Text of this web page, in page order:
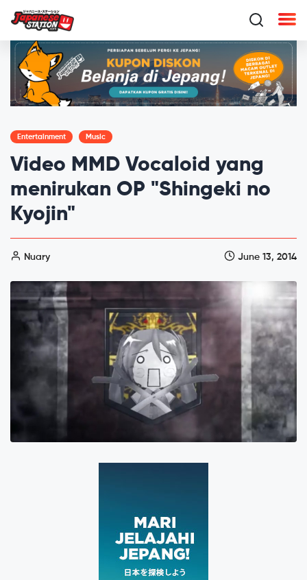
Entertainment Music
Video MMD Vocaloid yang
menirukan OP "Shingeki no
Kyojin"
Nuary June 13, 2014